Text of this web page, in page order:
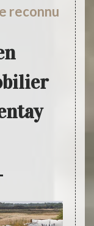
reconnu